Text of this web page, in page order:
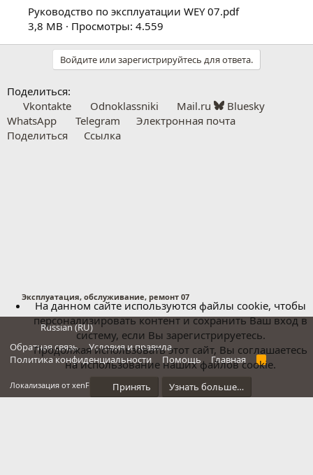
Руководство по эксплуатации WEY 07.pdf
3,8 MB · Просмотры: 4.559
Войдите или зарегистрируйтесь для ответа.
Поделиться:
Vkontakte
Odnoklassniki Mail.ru
Bluesky
WhatsApp
Telegram
Электронная почта
Поделиться
Ссылка
Эксплуатация, обслуживание, ремонт 07
Russian (RU)
Обратная связь
Условия и правила
Политика конфиденциальности
Помощь Главная
R
S
Локализация от xenForo.Info
На данном сайте используются файлы cookie, чтобы
персонализировать контент и сохранить Ваш вход в
систему, если Вы зарегистрируетесь.
Продолжая использовать этот сайт, Вы соглашаетесь
на использование наших файлов cookie.
Принять Узнать больше…